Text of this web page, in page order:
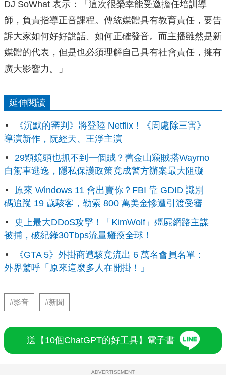
DJ SoWhat 表示：「這次很榮幸能受邀擔任培訓導
師，負責指導正音課程。傳統媒體具有教育責任，要告
訴大家如何好好說話、如何正確發音。而主播雖然是新
媒體的代表，但是也必須理解自己具有社會責任，擁有
廣大影響力。」
延伸閱讀
《沉默的審判》將登陸 Netflix！《周處除三害》
導演新作，阮經天、王淨主演
29顆鏡頭也抓不到一個賊？舊金山竊賊搭Waymo
自駕車逃逸，隱私保護政策竟成警方辦案最大阻礙
原來 Windows 11 會出賣你？FBI 靠 GDID 識別
碼追蹤 19 歲駭客，勒索 800 萬美金慘遭引渡受審
史上最大DDoS攻擊！「KimWolf」殭屍網路主謀
被捕，破紀錄30Tbps流量癱瘓全球！
《GTA 5》外掛商遭駭竟流出 6 萬名會員名單：
外界驚呼「原來這麼多人在開掛！」
#影音 #新聞
送【10個ChatGPT的好工具】電子書
ADVERTISEMENT